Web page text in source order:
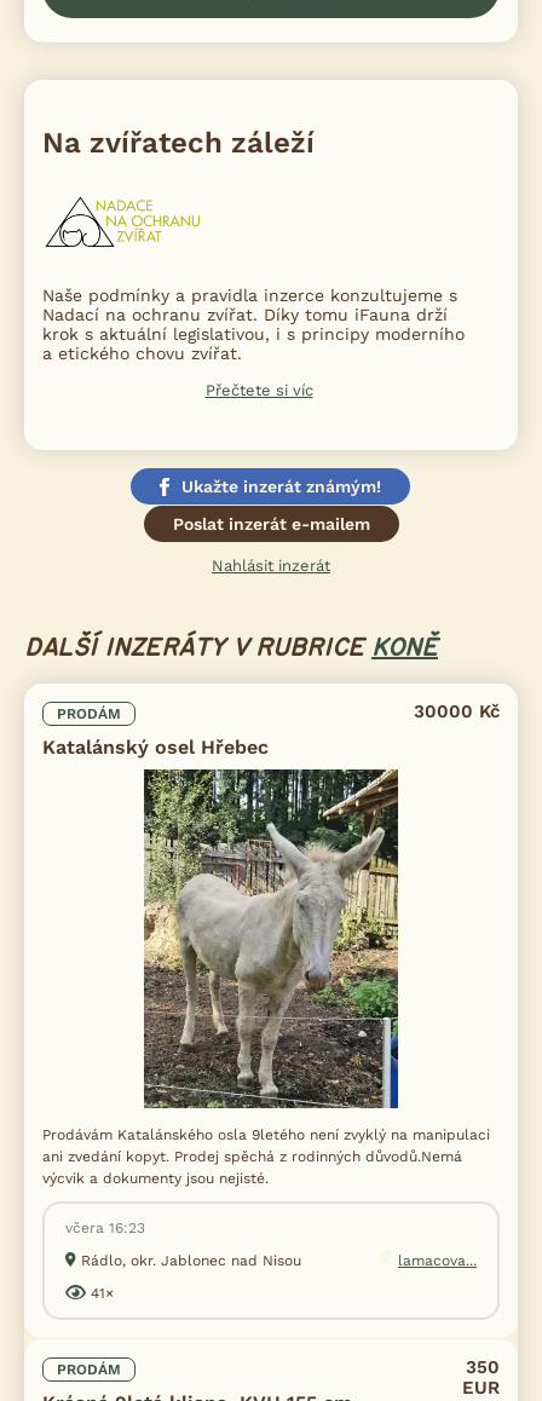
Na zvířatech záleží
Naše podmínky a pravidla inzerce konzultujeme s
Nadací na ochranu zvířat. Díky tomu iFauna drží
krok s aktuální legislativou, i s principy moderního
a etického chovu zvířat.
Přečtete si víc
Ukažte inzerát známým!
Poslat inzerát e-mailem
Nahlásit inzerát
DALŠÍ INZERÁTY V RUBRICE KONĚ
PRODÁM
Katalánský osel Hřebec
30000 Kč
Prodávám Katalánského osla 9letého není zvyklý na manipulaci
ani zvedání kopyt. Prodej spěchá z rodinných důvodů.Nemá
výcvik a dokumenty jsou nejisté.
včera 16:23
Rádlo, okr. Jablonec nad Nisou
lamacova...
41×
PRODÁM
350
EUR